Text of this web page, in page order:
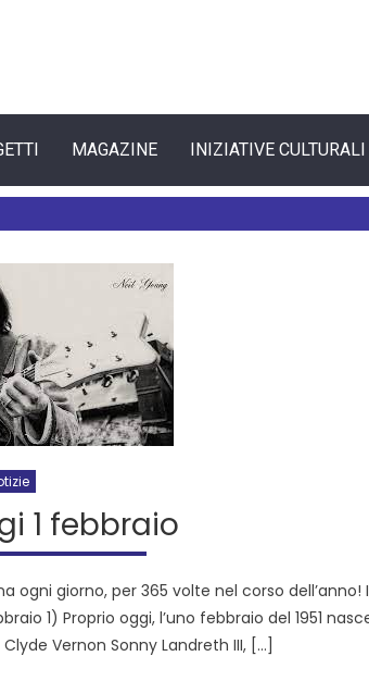
MAGAZINE INIZIATIVE CULTURALI
1 febbraio
giorno, per 365 volte nel corso
1) Proprio oggi, l’uno febbraio del 1951
Vernon Sonny Landreth III, […]